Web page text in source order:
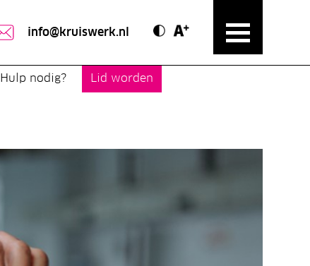
info@kruiswerk.nl Contrast modus
Text vergroten
Hulp nodig? Lid worden